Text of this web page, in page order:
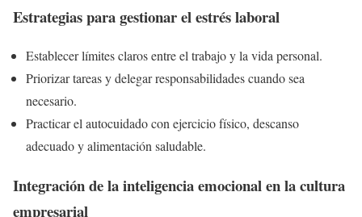
Estrategias para gestionar el estrés laboral
Establecer límites claros entre el trabajo y la vida personal.
Priorizar tareas y delegar responsabilidades cuando sea
necesario.
Practicar el autocuidado con ejercicio físico, descanso
adecuado y alimentación saludable.
Integración de la inteligencia emocional en la cultura
empresarial